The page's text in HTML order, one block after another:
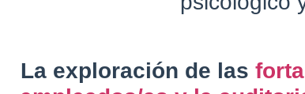
La exploración de las